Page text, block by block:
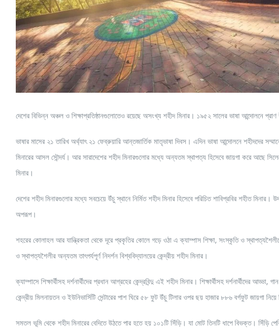
দেশের বিভিন্ন অঞ্চল ও শিক্ষাপ্রতিষ্ঠানগুলোতেও রয়েছে অসংখ্য শহীদ মিনার। ১৯৫২ সালের ভাষা আন্দোলনে প্রাণ
ভাষার মাসের ২১ তারিখ অর্থ্যাৎ ২১ ফেব্রুয়ারি আন্তজার্তিক মাতৃভাষা দিবস। এদিন ভাষা আন্দোলনে শহীদদের
মিনারের আসল সৌন্দর্য। আর সারাদেশের শহীদ মিনারগুলোর মধ্যে অন্যতম স্থাপত্য হিসেবে জায়গা করে আছে
মিনার।
দেশের শহীদ মিনারগুলোর মধ্যে সবচেয়ে উঁচু স্থানে নির্মিত শহীদ মিনার হিসেবে পরিচিত শাবিপ্রবির শহীত
অপরূপ।
শহরের কোলাহল আর যান্ত্রিকতা থেকে দূরে প্রকৃতির কোলে গড়ে ওঠা এ ক্যাম্পাস শিক্ষা, সংস্কৃতি ও
ও স্থাপত্যশৈলীর অন্যতম তাৎপর্যপূর্ণ নিদর্শন বিশ্ববিদ্যালয়ের কেন্দ্রীয় শহীদ মিনার।
ক্যাম্পাসে শিক্ষার্থীসহ দর্শনার্থীদের প্রধান আগ্রহের কেন্দ্রবিন্দু এই শহীদ মিনার। শিক্ষার্থীসহ দর্শনার্থীদের
কেন্দ্রীয় মিলনায়তন ও ইউনিভার্সিটি সেন্টারের পাশ ঘিরে ৫৮ ফুট উঁচু টিলার ওপর ছয় হাজার ৮৮৬ বর্গফুট জায়গা
সমতল ভূমি থেকে শহীদ মিনারের বেদিতে উঠতে পার হতে হয় ১০১টি সিঁড়ি। যা মোট তিনটি ধাপে বিভক্ত। সিঁড়ি